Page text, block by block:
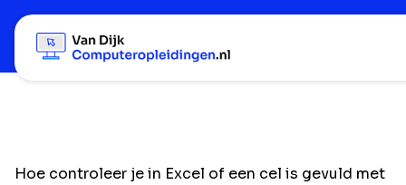
Hoe controleer je in Excel of een cel is gevuld met